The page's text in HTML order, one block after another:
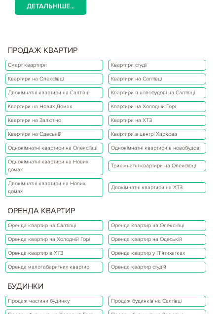
ДЕТАЛЬНІШЕ...
ПРОДАЖ КВАРТИР
Смарт квартири Квартири студії
Квартири на Олексіївці Квартири на Салтівці
Двокімнатні квартири на Салтівці Квартири в новобудові на Салтівці
Квартири на Нових Домах Квартири на Холодній Горі
Квартири на Залютіно Квартири на ХТЗ
Квартири на Одеській Квартири в центрі Харкова
Однокімнатні квартири на Олексіївці Однокімнатні квартири в новобудові
Однокімнатні квартири на Нових
домах
Трикімнатні квартири на Олексіївці
Двокімнатні квартири на Нових
домах
Двокімнатні квартири на ХТЗ
ОРЕНДА КВАРТИР
Оренда квартир на Салтівці Оренда квартир на Олексіївці
Оренда квартир на Холодній Горі Оренда квартир на Одеській
Оренда квартир в ХТЗ Оренда квартир у П'ятихатках
Оренда малогабаритних квартир Оренда квартир студій
БУДИНКИ
Продаж частини будинку Продаж будинків на Салтівці